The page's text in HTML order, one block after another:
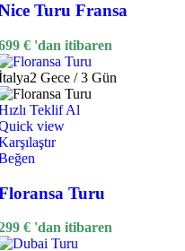
Turu Fransa
€ 'dan itibaren
2 Gece / 3 Gün
Teklif Al
view
Turu
€ 'dan itibaren